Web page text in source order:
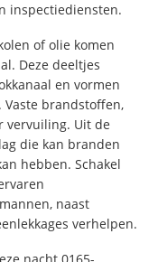
inspectiediensten.
of olie komen
Deze deeltjes
en vormen
brandstoffen,
vervuiling. Uit de
die kan branden
hebben. Schakel
naast
verhelpen.